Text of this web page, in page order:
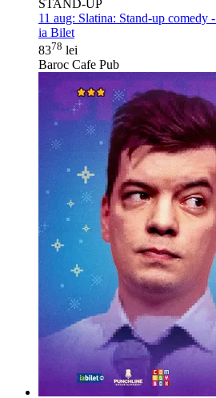
STAND-UP
11 aug: Slatina: Stand-up comedy
ia Bilet
8378 lei
Baroc Cafe Pub